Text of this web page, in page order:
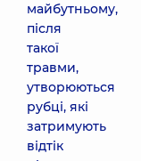
майбутньому,
після
такої
травми,
утворюються
рубці, які
затримують
відтік